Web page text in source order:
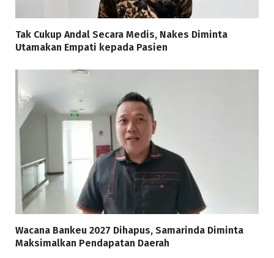
Tak Cukup Andal Secara Medis, Nakes Diminta
Utamakan Empati kepada Pasien
Wacana Bankeu 2027 Dihapus, Samarinda Diminta
Maksimalkan Pendapatan Daerah